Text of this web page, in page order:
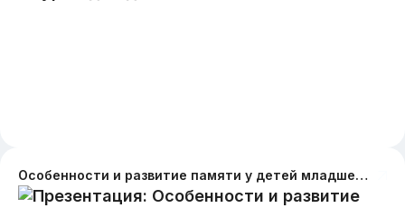
Особенности и развитие памяти у детей младшего школьного возраста